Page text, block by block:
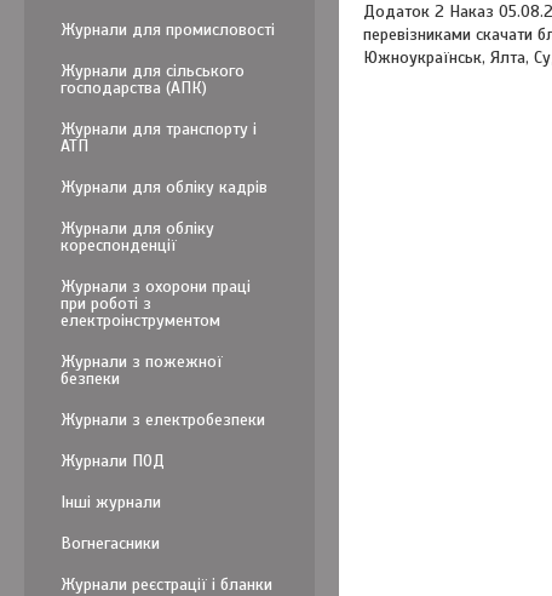
Додаток 2 Наказ
перевізниками скачати
Южноукраїнськ, Ялта,
Журнали для промисловості
Журнали для сільського
господарства (АПК)
Журнали для транспорту і
АТП
Журнали для обліку кадрів
Журнали для обліку
кореспонденції
Журнали з охорони праці
при роботі з
електроінструментом
Журнали з пожежної
безпеки
Журнали з електробезпеки
Журнали ПОД
Інші журнали
Вогнегасники
Журнали реєстрації і бланки